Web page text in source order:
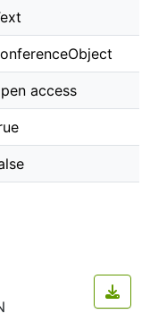
access